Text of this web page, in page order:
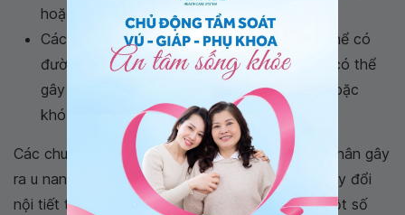
hoặc siêu âm.
Các u nang đủ lớn để cảm nhận, chúng có thể có
đường kính từ 2,5 đến 5 cm. U nang vú lớn có thể
gây áp lực lên các mô vú gần đó, gây đau hoặc
khó chịu ở vú.
Các chuyên gia y tế cũng không tìm ra nguyên nhân gây
ra u nang vú. Chúng có thể là kết quả của sự thay đổi
nội tiết tố do chu kỳ kinh nguyệt hàng tháng. Một số